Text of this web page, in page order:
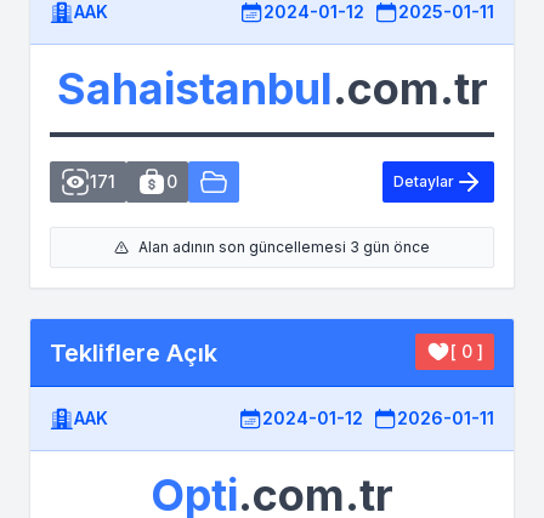
AAK 2024-01-12 2025-01-11
Sahaistanbul.com.tr
171 0 Detaylar
Alan adının son güncellemesi 3 gün önce
Tekliflere Açık [ 0 ]
AAK 2024-01-12 2026-01-11
Opti.com.tr